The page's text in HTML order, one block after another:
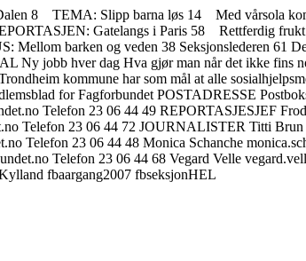
8 TEMA: Slipp barna løs 14 Med vårsola
Gatelangs i Paris 58 Rettferdig
Mellom barken og veden 38 Seksjonslederen
jobb hver dag Hva gjør man når det ikke fins
kommune har som mål at alle
for Fagforbundet POSTADRESSE
Telefon 23 06 44 49 REPORTASJESJEF
Telefon 23 06 44 72 JOURNALISTER Titti
Telefon 23 06 44 48 Monica Schanche
Telefon 23 06 44 68 Vegard Velle
fbaargang2007 fbseksjonHEL